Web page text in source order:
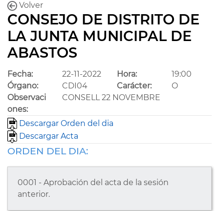
Volver
CONSEJO DE DISTRITO DE
LA JUNTA MUNICIPAL DE
ABASTOS
Fecha: 22-11-2022 Hora:
19:00
Órgano:
CDI04 Carácter:
O
Observaci
ones:
CONSELL 22 NOVEMBRE
Descargar Orden del dia
Descargar Acta
ORDEN DEL DIA:
0001 - Aprobación del acta de la sesión
anterior.